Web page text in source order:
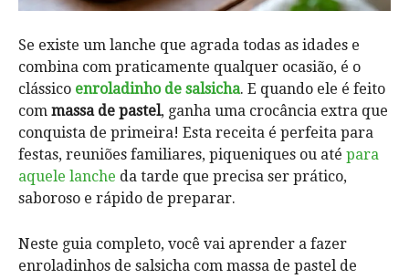
Se existe um lanche que agrada todas as idades e
combina com praticamente qualquer ocasião, é o
clássico enroladinho de salsicha. E quando ele é feito
com massa de pastel, ganha uma crocância extra que
conquista de primeira! Esta receita é perfeita para
festas, reuniões familiares, piqueniques ou até para
aquele lanche da tarde que precisa ser prático,
saboroso e rápido de preparar.
Neste guia completo, você vai aprender a fazer
enroladinhos de salsicha com massa de pastel de